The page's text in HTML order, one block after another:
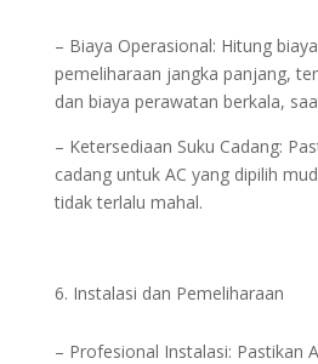
– Biaya Operasional: Hitung
pemeliharaan jangka panjang,
dan biaya perawatan berkala,
– Ketersediaan Suku Cadang:
cadang untuk AC yang dipilih
tidak terlalu mahal.
Instalasi dan Pemeliharaan
– Profesional Instalasi: Pastikan